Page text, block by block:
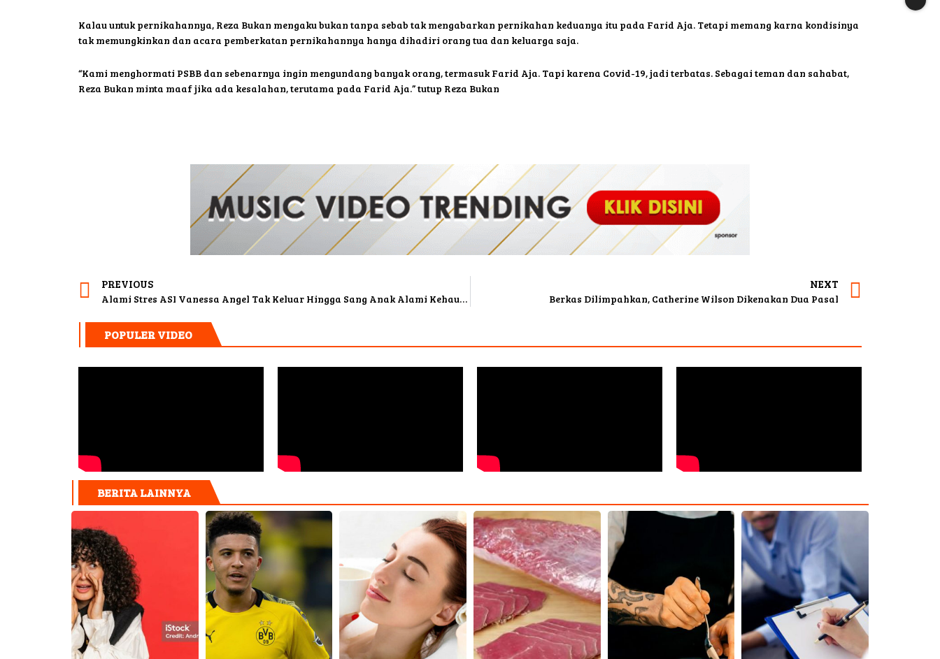
Kalau untuk pernikahannya, Reza Bukan mengaku bukan tanpa sebab tak mengabarkan pernikahan keduanya itu pada Farid Aja. Tetapi memang karna kondisinya
tak memungkinkan dan acara pemberkatan pernikahannya hanya dihadiri orang tua dan keluarga saja.
“Kami menghormati PSBB dan sebenarnya ingin mengundang banyak orang, termasuk Farid Aja. Tapi karena Covid-19, jadi terbatas. Sebagai teman dan sahabat,
Reza Bukan minta maaf jika ada kesalahan, terutama pada Farid Aja.” tutup Reza Bukan
PREVIOUS
Alami Stres ASI Vanessa Angel Tak Keluar Hingga Sang Anak Alami Kehausan
NEXT
Berkas Dilimpahkan, Catherine Wilson Dikenakan Dua Pasal
POPULER VIDEO
BERITA LAINNYA